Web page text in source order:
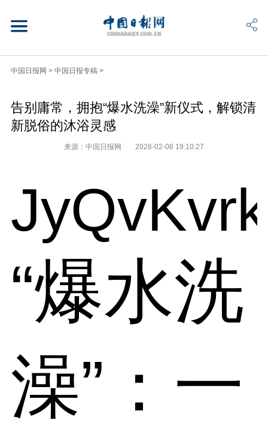
中国日报网 > 中国日报专稿 >
告别庸常，拥抱“爆水洗澡”新仪式，解锁清
新脱俗的沐浴灵感
来源：中国日报网 2026-02-06 19:10:27
“爆水洗
澡”：一